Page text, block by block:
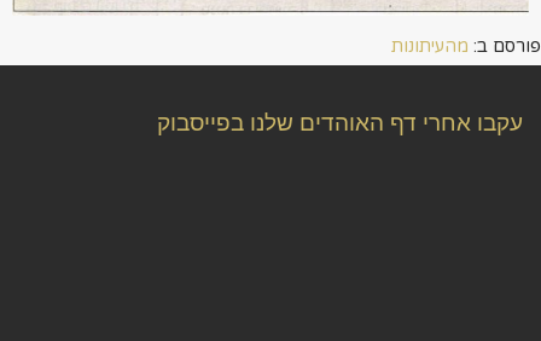
פורסם ב: מהעיתונות
עקבו אחרי דף האוהדים שלנו בפייסבוק